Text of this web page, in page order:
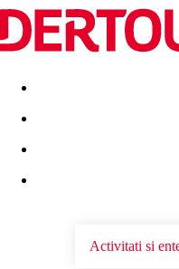
Destinatii Vacanta
Activitati si